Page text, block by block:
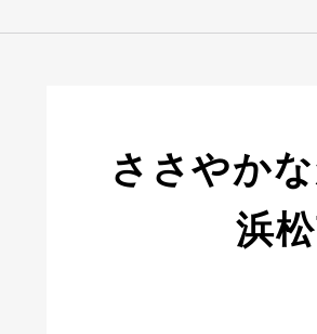
ささやか
浜